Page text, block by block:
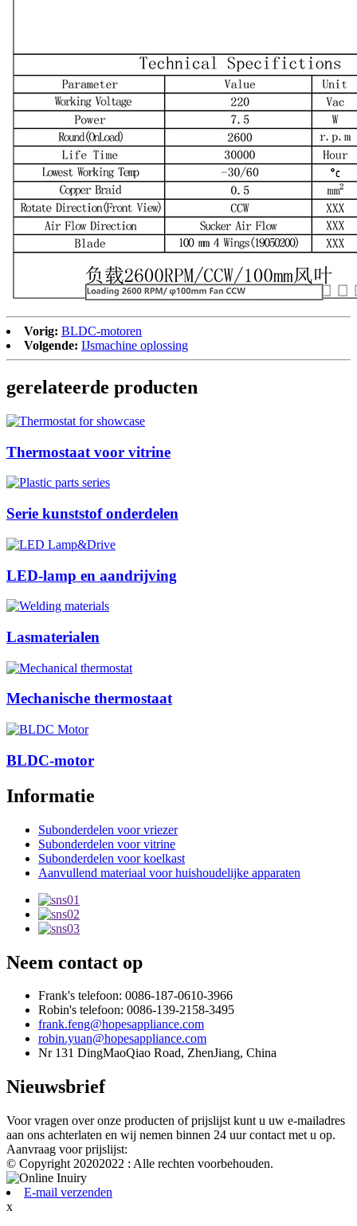
Vorig: BLDC-motoren
Volgende: IJsmachine oplossing
gerelateerde producten
Thermostaat voor vitrine
Serie kunststof onderdelen
LED-lamp en aandrijving
Lasmaterialen
Mechanische thermostaat
BLDC-motor
Informatie
Subonderdelen voor vriezer
Subonderdelen voor vitrine
Subonderdelen voor koelkast
Aanvullend materiaal voor huishoudelijke apparaten
Neem contact op
Frank's telefoon: 0086-187-0610-3966
Robin's telefoon: 0086-139-2158-3495
frank.feng@hopesappliance.com
robin.yuan@hopesappliance.com
Nr 131 DingMaoQiao Road, ZhenJiang, China
Nieuwsbrief
Voor vragen over onze producten of prijslijst kunt u uw e-mailadres
aan ons achterlaten en wij nemen binnen 24 uur contact met u op.
Aanvraag voor prijslijst:
© Copyright 20202022 : Alle rechten voorbehouden.
E-mail verzenden
x